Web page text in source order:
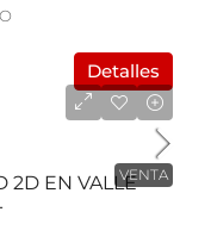
Detalles
VENTA
2D EN VALLE